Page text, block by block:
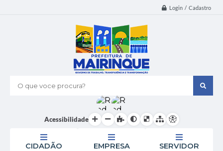
Login / Cadastro
O que voce procura?
Acessibilidade
CIDADÃO EMPRESA SERVIDOR